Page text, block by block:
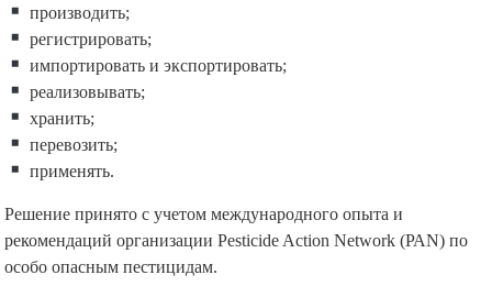
производить;
регистрировать;
импортировать и экспортировать;
реализовывать;
хранить;
перевозить;
применять.
Решение принято с учетом международного опыта и
рекомендаций организации Pesticide Action Network (PAN) по
особо опасным пестицидам.